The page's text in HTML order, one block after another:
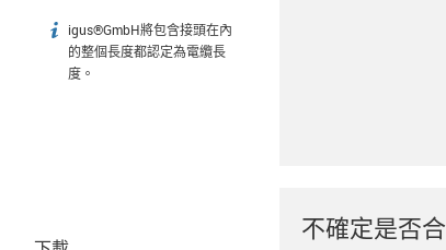
igus-icon-info
igus®GmbH將包含接頭在內
的整個長度都認定為電纜長
度。
不確定是否合